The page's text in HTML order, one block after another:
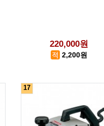
220,000원
2,200원
17